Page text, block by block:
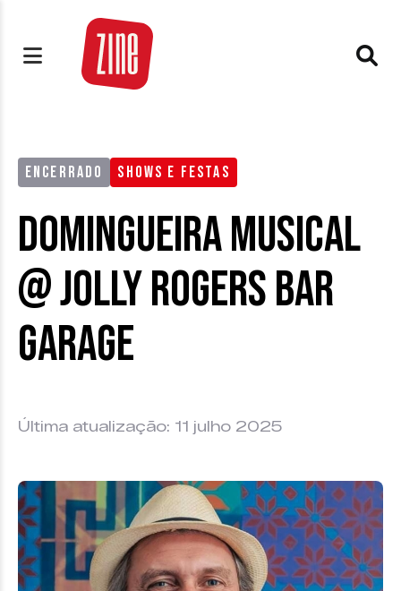
ENCERRADO SHOWS E FESTAS
Domingueira Musical
@ Jolly Rogers Bar
Garage
Última atualização: 11 julho 2025